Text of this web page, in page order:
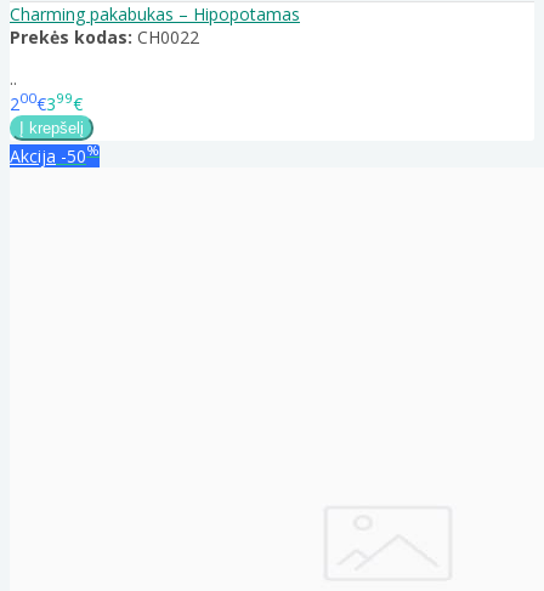
Charming pakabukas – Hipopotamas
Prekės kodas: CH0022
..
200€399€
Akcija -50%